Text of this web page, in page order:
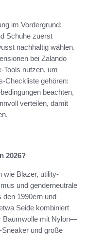
im Vordergrund:
Schuhe zuerst
nachhaltig wählen.
bei Zalando
Tools nutzen, um
Checkliste gehören:
beachten,
verteilen, damit
2026?
wie Blazer, utility-
und genderneutrale
den 1990ern und
Seide kombiniert
Baumwolle mit Nylon—
und große